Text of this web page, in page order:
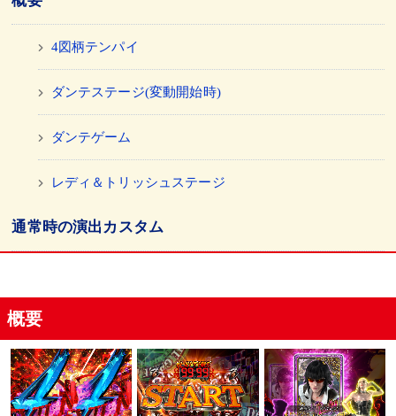
4図柄テンパイ
ダンテステージ(変動開始時)
ダンテゲーム
レディ＆トリッシュステージ
通常時の演出カスタム
概要